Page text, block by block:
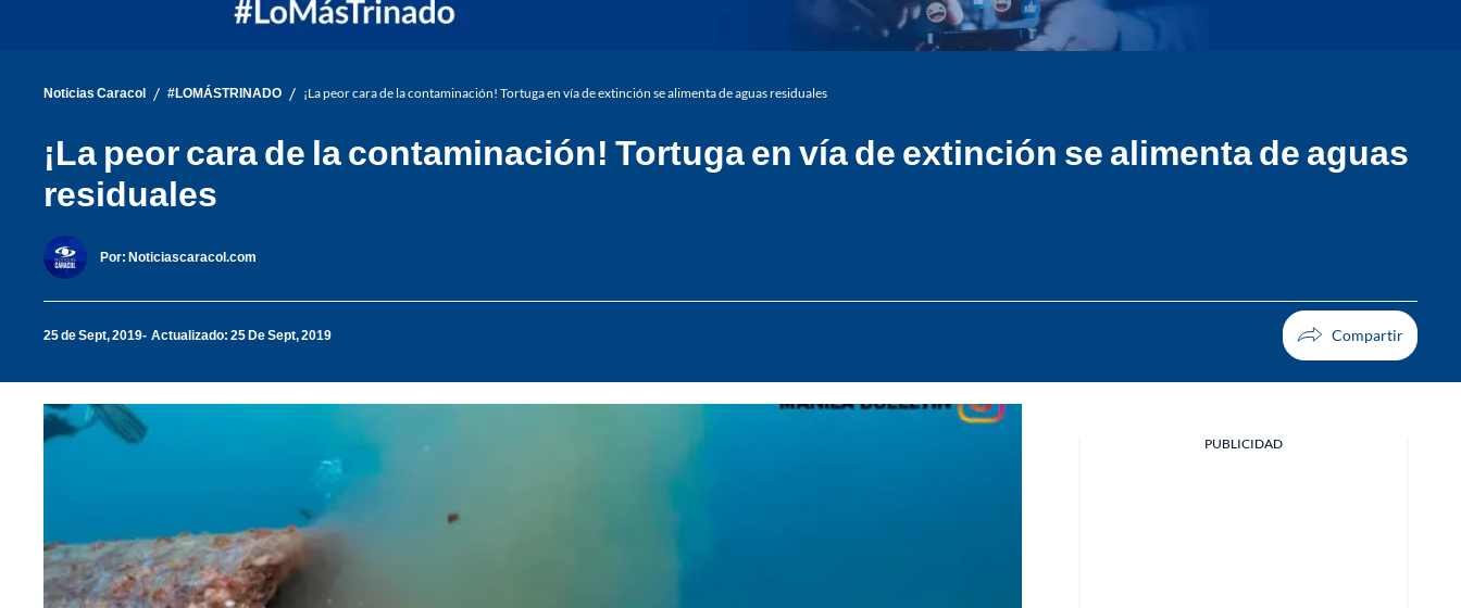
Noticias Caracol / #LOMÁSTRINADO / ¡La peor cara de la contaminación! Tortuga en vía de extinción se alimenta de aguas residuales
¡La peor cara de la contaminación! Tortuga en vía de extinción se alimenta de aguas
residuales
Por: Noticiascaracol.com
25 de Sept, 2019 Actualizado: 25 De Sept, 2019
PUBLICIDAD